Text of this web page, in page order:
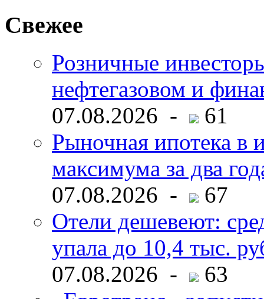
Свежее
Розничные
нефтегазовом и
07.08.2026 -
61
Рыночная ипотека в
максимума за два
07.08.2026 -
67
Отели дешевеют:
упала до 10,4 тыс.
07.08.2026 -
63